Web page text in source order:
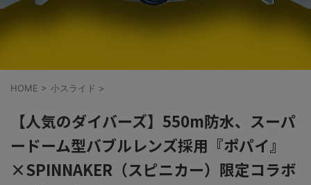
HOME > 小スライド >
【人気のダイバーズ】550m防水、スーパ
ードーム型バブルレンズ採用『ポパイ』
×SPINNAKER（スピニカー）限定コラボ